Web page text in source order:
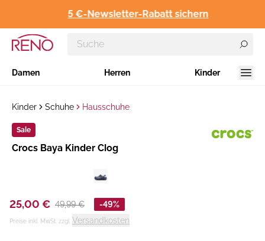
5 €-Newsletter-Rabatt sichern
Damen Herren Kinder
Kinder Schuhe Hausschuhe
Sale
Hersteller:
​Crocs Baya Kinder Clog
25,00 € 49,99 € -49%
Preise inkl. MwSt. zzgl. Versandkosten